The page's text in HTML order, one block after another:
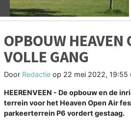
OPBOUW HEAVEN
VOLLE GANG
Door Redactie op 22 mei 2022, 19:55
HEERENVEEN - De opbouw en de
terrein voor het Heaven Open Air
parkeerterrein P6 vordert gestaag.